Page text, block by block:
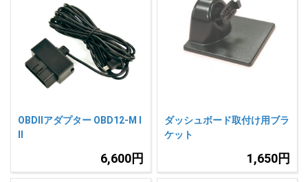
OBDIIアダプター OBD12-M I
6,600円
ダッシュボード取付け用ブラ
ケット
1,650円